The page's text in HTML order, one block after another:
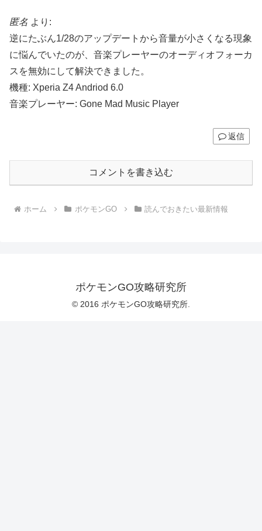
匿名 より:
逆にたぶん1/28のアップデートから音量が小さくなる現象
に悩んでいたのが、音楽プレーヤーのオーディオフォーカ
スを無効にして解決できました。
機種: Xperia Z4 Andriod 6.0
音楽プレーヤー: Gone Mad Music Player
返信
コメントを書き込む
ホーム ポケモンGO 読んでおきたい最新情報
ポケモンGO攻略研究所
© 2016 ポケモンGO攻略研究所.